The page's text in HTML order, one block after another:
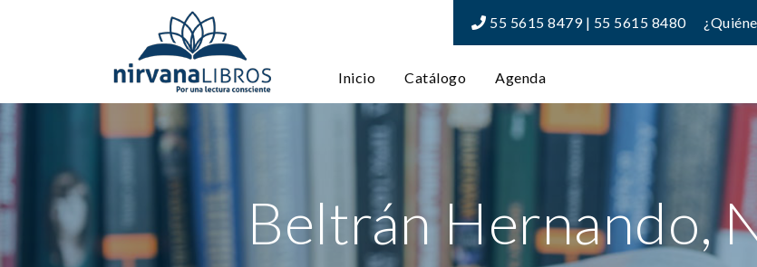
55 5615 8479 | 55 5615 8480
Inicio Catálogo Agenda
Beltrán Hernando,